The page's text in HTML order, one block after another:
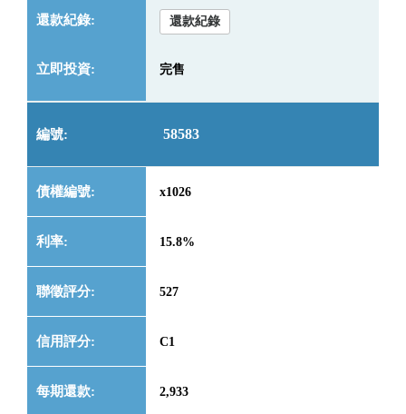
還款紀錄
完售
58583
x1026
15.8%
527
C1
2,933